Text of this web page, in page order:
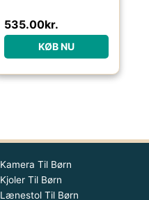
535.00kr.
KØB NU
Kamera Til Børn
Kjoler Til Børn
Lænestol Til Børn